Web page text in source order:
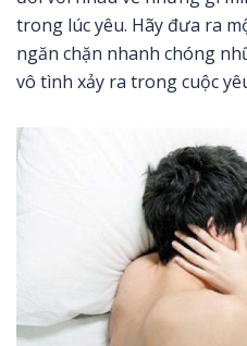
trong lúc yêu. Hãy đưa ra
ngăn chặn nhanh chóng
vô tình xảy ra trong cuộc